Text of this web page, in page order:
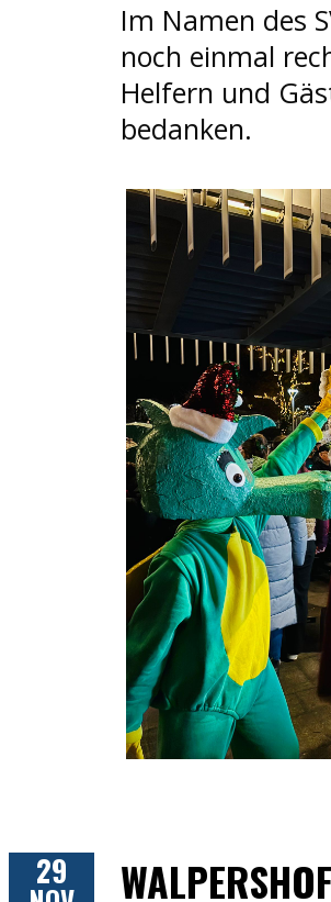
Im Namen des
noch einmal
Helfern und
bedanken.
29